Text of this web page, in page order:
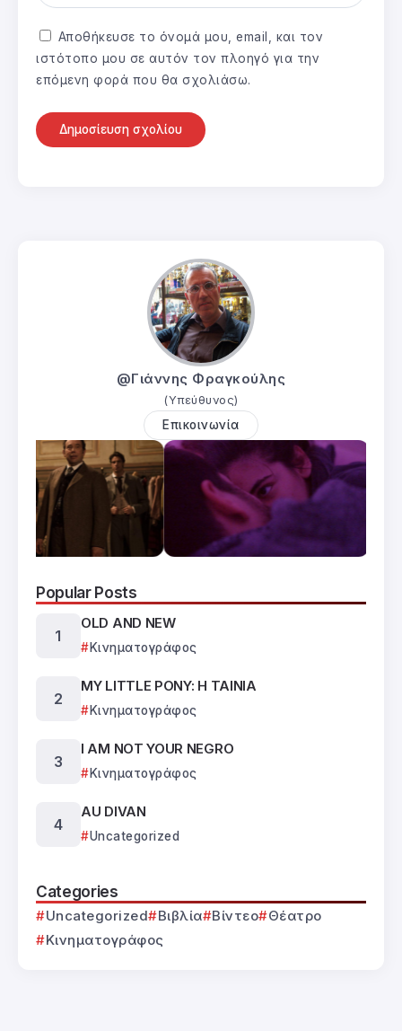
Αποθήκευσε το όνομά μου, email, και τον
ιστότοπο μου σε αυτόν τον πλοηγό για την
επόμενη φορά που θα σχολιάσω.
@Γιάννης Φραγκούλης
(Υπεύθυνος)
Επικοινωνία
Popular Posts
OLD AND NEW
Κινηματογράφος
MY LITTLE PONY: Η ΤΑΙΝΙΑ
Κινηματογράφος
I AM NOT YOUR NEGRO
Κινηματογράφος
AU DIVAN
Uncategorized
Categories
Uncategorized Βιβλία Βίντεο
Θέατρο
Κινηματογράφος